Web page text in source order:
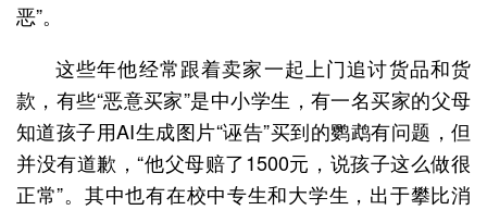
恶”。
这些年他经常跟着卖家一起上门追讨货品和货
款，有些“恶意买家”是中小学生，有一名买家的父母
知道孩子用AI生成图片“诬告”买到的鹦鹉有问题，但
并没有道歉，“他父母赔了1500元，说孩子这么做很
正常”。其中也有在校中专生和大学生，出于攀比消